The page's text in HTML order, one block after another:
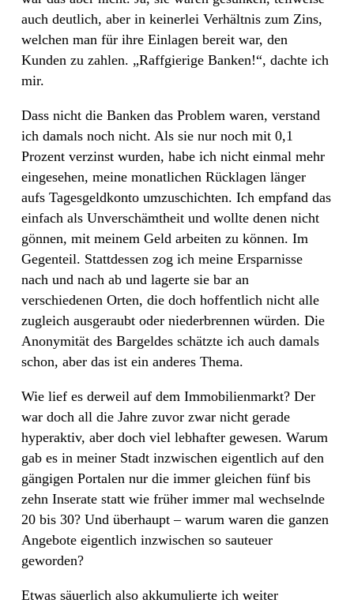
auch deutlich, aber in keinerlei Verhältnis zum Zins,
welchen man für ihre Einlagen bereit war, den
Kunden zu zahlen. „Raffgierige Banken!“, dachte ich
mir.
Dass nicht die Banken das Problem waren, verstand
ich damals noch nicht. Als sie nur noch mit 0,1
Prozent verzinst wurden, habe ich nicht einmal mehr
eingesehen, meine monatlichen Rücklagen länger
aufs Tagesgeldkonto umzuschichten. Ich empfand das
einfach als Unverschämtheit und wollte denen nicht
gönnen, mit meinem Geld arbeiten zu können. Im
Gegenteil. Stattdessen zog ich meine Ersparnisse
nach und nach ab und lagerte sie bar an
verschiedenen Orten, die doch hoffentlich nicht alle
zugleich ausgeraubt oder niederbrennen würden. Die
Anonymität des Bargeldes schätzte ich auch damals
schon, aber das ist ein anderes Thema.
Wie lief es derweil auf dem Immobilienmarkt? Der
war doch all die Jahre zuvor zwar nicht gerade
hyperaktiv, aber doch viel lebhafter gewesen. Warum
gab es in meiner Stadt inzwischen eigentlich auf den
gängigen Portalen nur die immer gleichen fünf bis
zehn Inserate statt wie früher immer mal wechselnde
20 bis 30? Und überhaupt – warum waren die ganzen
Angebote eigentlich inzwischen so sauteuer
geworden?
Etwas säuerlich also akkumulierte ich weiter